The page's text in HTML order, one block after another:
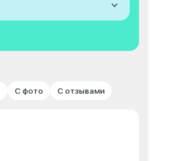
С фото С отзывами